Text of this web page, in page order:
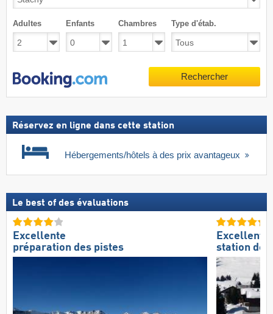
Adultes Enfants Chambres Type d'étab.
Rechercher
Réservez en ligne dans cette station
Hébergements/hôtels à des prix avantageux
Le best of des évaluations
Excellente
préparation des pistes
Excellente
station de